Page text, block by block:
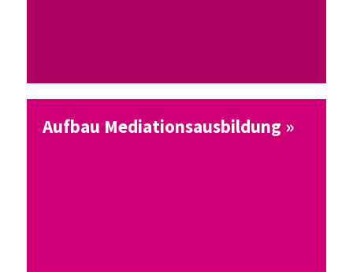
Aufbau Mediationsausbildung »